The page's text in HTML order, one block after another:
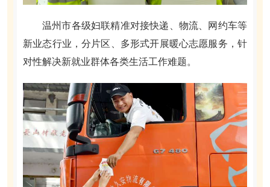
温州市各级妇联精准对接快递、物流、网约车等
新业态行业，分片区、多形式开展暖心志愿服务，针
对性解决新就业群体各类生活工作难题。